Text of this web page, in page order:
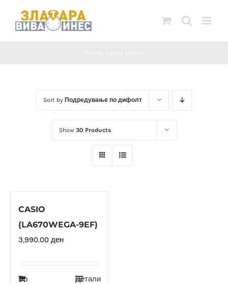
Sort by Подредување по дифолт
Show 30 Products
CASIO
(LA670WEGA-9EF)
3,990.00 ден
Во
Детали